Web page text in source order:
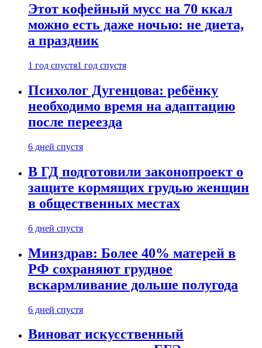
Этот кофейный мусс на 70 ккал
можно есть даже ночью: не диета,
а праздник
1 год спустя1 год спустя
Психолог Дугенцова: ребёнку
необходимо время на адаптацию
после переезда
6 дней спустя
В ГД подготовили законопроект о
защите кормящих грудью женщин
в общественных местах
6 дней спустя
Минздрав: Более 40% матерей в
РФ сохраняют грудное
вскармливание дольше полугода
6 дней спустя
Виноват искусственный